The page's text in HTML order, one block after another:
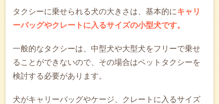
タクシーに乗せられる犬の大きさは、基本的にキャリ
ーバッグやクレートに入るサイズの小型犬です。
一般的なタクシーは、中型犬や大型犬をフリーで乗せ
ることができないので、その場合はペットタクシーを
検討する必要があります。
犬がキャリーバッグやケージ、クレートに入るサイズ